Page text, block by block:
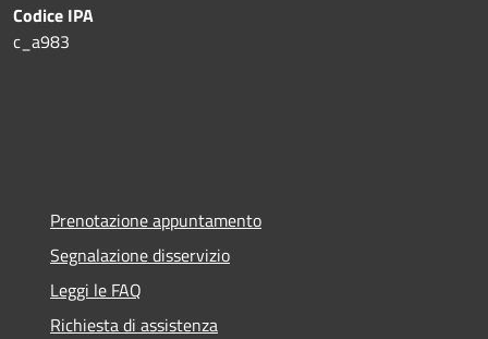
Codice IPA
c_a983
Prenotazione appuntamento
Segnalazione disservizio
Leggi le FAQ
Richiesta di assistenza